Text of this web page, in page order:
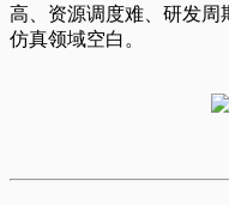
高、资源调度难、研发周
仿真领域空白。